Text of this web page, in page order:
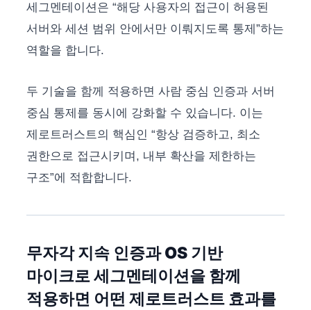
세그멘테이션은 “해당 사용자의 접근이 허용된
서버와 세션 범위 안에서만 이뤄지도록 통제”하는
역할을 합니다.
두 기술을 함께 적용하면 사람 중심 인증과 서버
중심 통제를 동시에 강화할 수 있습니다. 이는
제로트러스트의 핵심인 “항상 검증하고, 최소
권한으로 접근시키며, 내부 확산을 제한하는
구조”에 적합합니다.
무자각 지속 인증과 OS 기반
마이크로 세그멘테이션을 함께
적용하면 어떤 제로트러스트 효과를